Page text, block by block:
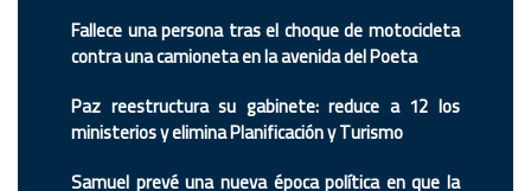
Fallece una persona tras el choque de motocicleta
contra una camioneta en la avenida del Poeta
Paz reestructura su gabinete: reduce a 12 los
ministerios y elimina Planificación y Turismo
Samuel prevé una nueva época política en que la